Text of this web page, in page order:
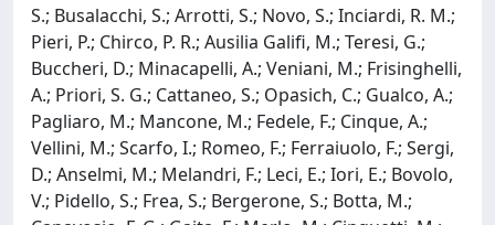
S.; Busalacchi, S.; Arrotti, S.; Novo, S.; Inciardi, R. M.;
Pieri, P.; Chirco, P. R.; Ausilia Galifi, M.; Teresi, G.;
Buccheri, D.; Minacapelli, A.; Veniani, M.; Frisinghelli,
A.; Priori, S. G.; Cattaneo, S.; Opasich, C.; Gualco, A.;
Pagliaro, M.; Mancone, M.; Fedele, F.; Cinque, A.;
Vellini, M.; Scarfo, I.; Romeo, F.; Ferraiuolo, F.; Sergi,
D.; Anselmi, M.; Melandri, F.; Leci, E.; Iori, E.; Bovolo,
V.; Pidello, S.; Frea, S.; Bergerone, S.; Botta, M.;